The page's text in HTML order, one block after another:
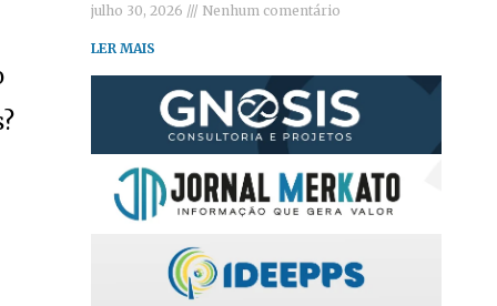
julho 30, 2026 Nenhum comentário
LER MAIS